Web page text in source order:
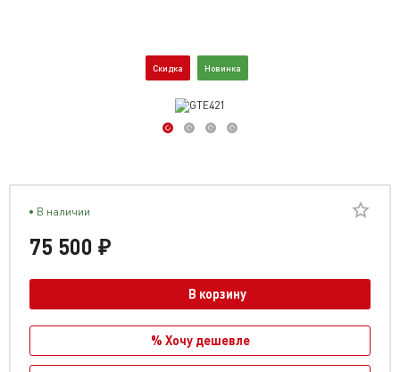
Скидка Новинка
В наличии
75 500 ₽
В корзину
% Хочу дешевле